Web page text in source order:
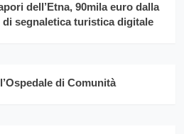
dell’Etna, 90mila euro dalla
segnaletica turistica digitale
di Comunità